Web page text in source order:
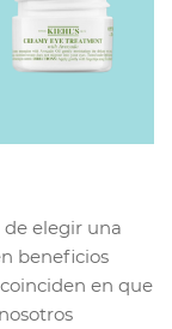
elegir una
beneficios
en que